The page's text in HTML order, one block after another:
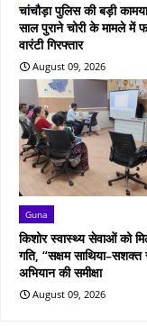
चांचौड़ा पुलिस की बड़ी
साल पुराने चोरी के मामले में
वारंटी गिरफ्तार
August 09, 2026
Guna
किशोर स्वास्थ्य सेवाओं को
गति, “सक्षम साथिया–सशक्त
अभियान की समीक्षा
August 09, 2026